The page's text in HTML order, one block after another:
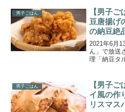
そのきん
す。【男子
男子ごはん
【男子
豆唐揚げ
の納豆絶
2021年6月
ん」で放送
理「納豆タ
というこ
が納豆の魅
男子ごはん
【男子
イ風の作
リスマス